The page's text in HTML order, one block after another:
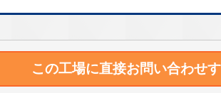
この工場に直接お問い合わせ